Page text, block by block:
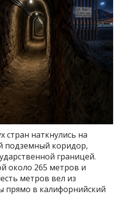
стран наткнулись на
подземный коридор,
границей.
около 265 метров и
метров вел из
прямо в калифорнийский